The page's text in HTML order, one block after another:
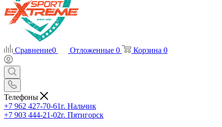
Сравнение0 Отложенные 0 Корзина 0
Телефоны
+7 962 427-70-61г. Нальчик
+7 903 444-21-02г. Пятигорск